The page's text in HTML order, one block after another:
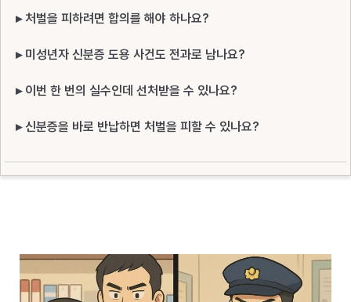
▸ 처벌을 피하려면 합의를 해야 하나요?
▸ 미성년자 신분증 도용 사건도 전과로 남나요?
▸ 이번 한 번의 실수인데 선처받을 수 있나요?
▸ 신분증을 바로 반납하면 처벌을 피할 수 있나요?